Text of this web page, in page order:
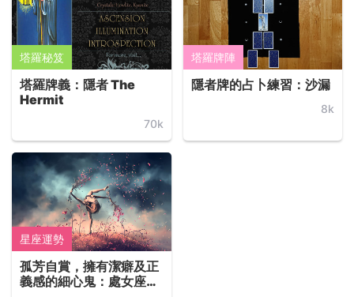
塔羅秘笈
塔羅牌義：隱者 The
Hermit
70k
塔羅牌陣
隱者牌的占卜練習：沙漏
8k
星座運勢
孤芳自賞，擁有潔癖及正
義感的細心鬼：處女座與